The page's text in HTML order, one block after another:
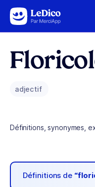
Aller au contenu
adjectif
Définitions, synonymes,
Définitions de